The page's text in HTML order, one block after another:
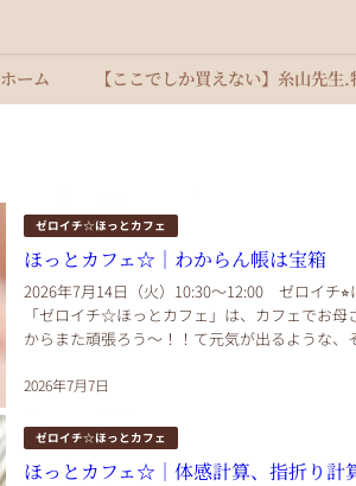
ホーム 【ここでしか買えない】糸山先生
ゼロイチ☆ほっとカフェ
ほっとカフェ☆｜わからん帳は宝箱
2026年7月7日
2026年7月14日（火）10:30〜12:00 ゼロイチ
「ゼロイチ☆ほっとカフェ」は、カフェでお
からまた頑張ろう～！！て元気が出るような
ゼロイチ☆ほっとカフェ
ほっとカフェ☆｜体感計算、指折り計